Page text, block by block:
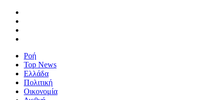
Ροή
Top News
Ελλάδα
Πολιτική
Οικονομία